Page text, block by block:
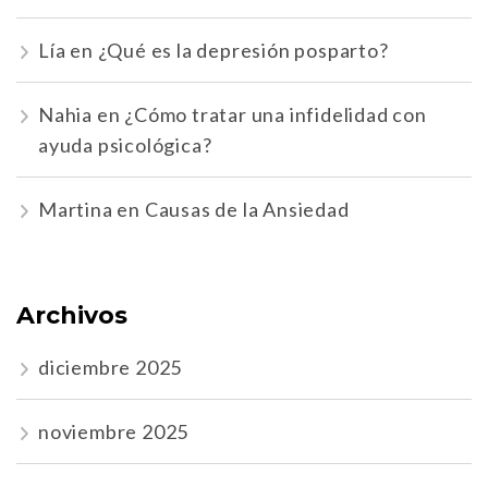
Lía en ¿Qué es la depresión posparto?
Nahia en ¿Cómo tratar una infidelidad con
ayuda psicológica?
Martina en Causas de la Ansiedad
Archivos
diciembre 2025
noviembre 2025